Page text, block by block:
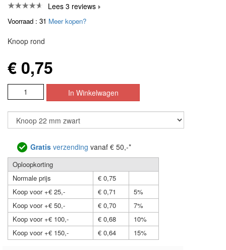
Lees 3 reviews
Voorraad : 31 Meer kopen?
Knoop rond
€ 0,75
Gratis verzending vanaf € 50,-*
Oploopkorting
Normale prijs
€ 0,75
Koop voor +€ 25,-
€ 0,71
5%
Koop voor +€ 50,-
€ 0,70
7%
Koop voor +€ 100,-
€ 0,68
10%
Koop voor +€ 150,-
€ 0,64 15%